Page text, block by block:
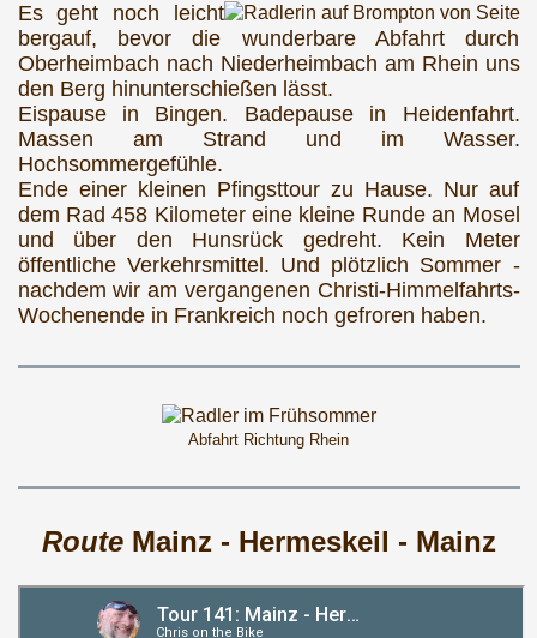
Es geht noch leicht
bergauf, bevor die wunderbare Abfahrt durch
Oberheimbach nach Niederheimbach am Rhein uns
den Berg hinunterschießen lässt.
Eispause in Bingen. Badepause in Heidenfahrt.
Massen am Strand und im Wasser.
Hochsommergefühle.
Ende einer kleinen Pfingsttour zu Hause. Nur auf
dem Rad 458 Kilometer eine kleine Runde an Mosel
und über den Hunsrück gedreht. Kein Meter
öffentliche Verkehrsmittel. Und plötzlich Sommer -
nachdem wir am vergangenen Christi-Himmelfahrts-
Wochenende in Frankreich noch gefroren haben.
Abfahrt Richtung Rhein
RouteMainz - Hermeskeil - Mainz